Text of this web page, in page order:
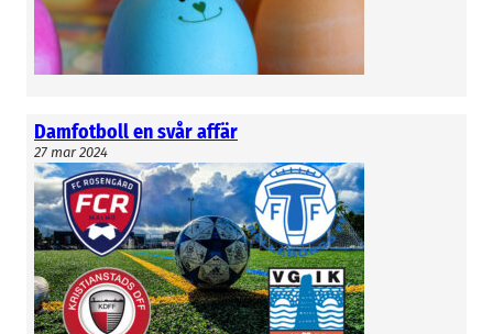
Damfotboll en svår affär
27 mar 2024